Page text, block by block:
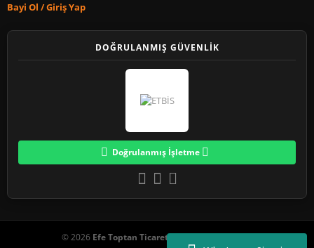
Bayi Ol / Giriş Yap
DOĞRULANMIŞ GÜVENLİK
Doğrulanmış İşletme
© 2026 Efe Toptan Ticaret. Tüm Hakları Saklıdır.